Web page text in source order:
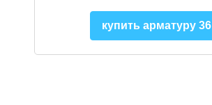
купить арматуру 36